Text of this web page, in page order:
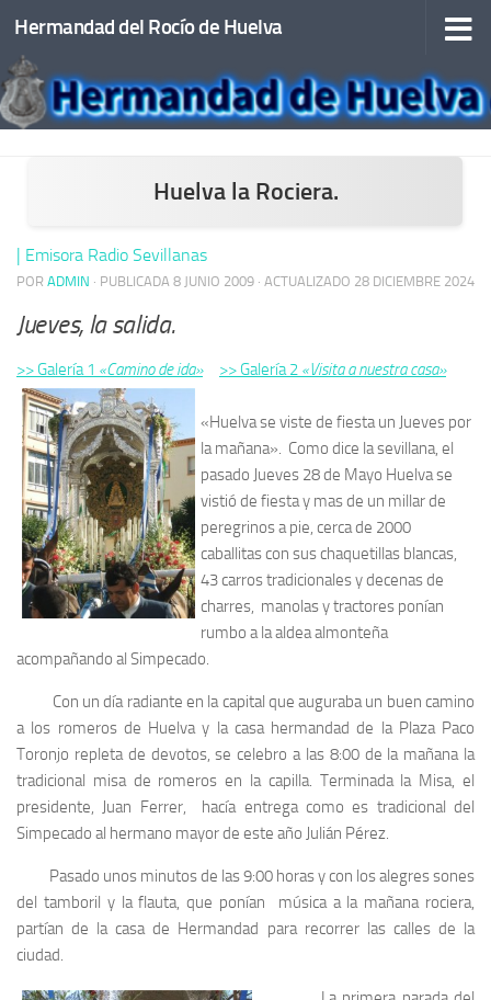
Saltar al contenido
Hermandad del Rocío de Huelva
Huelva la Rociera.
| Emisora Radio Sevillanas
POR ADMIN · PUBLICADA 8 JUNIO 2009 · ACTUALIZADO 28 DICIEMBRE 2024
Jueves, la salida.
>> Galería 1 «Camino de ida» >> Galería 2 «Visita a nuestra casa»
«Huelva se viste de fiesta un Jueves por
la mañana». Como dice la sevillana, el
pasado Jueves 28 de Mayo Huelva se
vistió de fiesta y mas de un millar de
peregrinos a pie, cerca de 2000
caballitas con sus chaquetillas blancas,
43 carros tradicionales y decenas de
charres, manolas y tractores ponían
rumbo a la aldea almonteña
acompañando al Simpecado.
Con un día radiante en la capital que auguraba un buen camino
a los romeros de Huelva y la casa hermandad de la Plaza Paco
Toronjo repleta de devotos, se celebro a las 8:00 de la mañana la
tradicional misa de romeros en la capilla. Terminada la Misa, el
presidente, Juan Ferrer, hacía entrega como es tradicional del
Simpecado al hermano mayor de este año Julián Pérez.
Pasado unos minutos de las 9:00 horas y con los alegres sones
del tamboril y la flauta, que ponían música a la mañana rociera,
partían de la casa de Hermandad para recorrer las calles de la
ciudad.